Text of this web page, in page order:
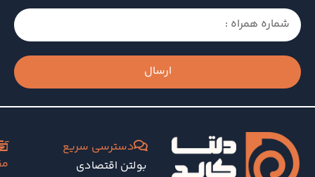
ارسال
دسترسی سریع
بولتن اقتصادی